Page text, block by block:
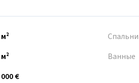
€
Спальни
Ванные